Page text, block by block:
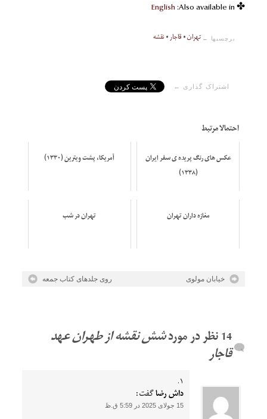
✤ Also available in:
English
برچسبها ← تهران•قاجار•نقشه
اشتراک گذاری ←
احتمالا مرتبط
عکس های رنگ پریده ی سفر ایران
(۱۳۳۸)
آمریکا، پشت ویترین (۱۳۳۰)
مغازه داران تهران تهران در شب
روی جلدهای کتاب جمعه خیابان مولوی
شش نقشه از طهران عهد
قاجار
داش رضاگفت:
15 جولای 2025 در 5:59 ق.ظ